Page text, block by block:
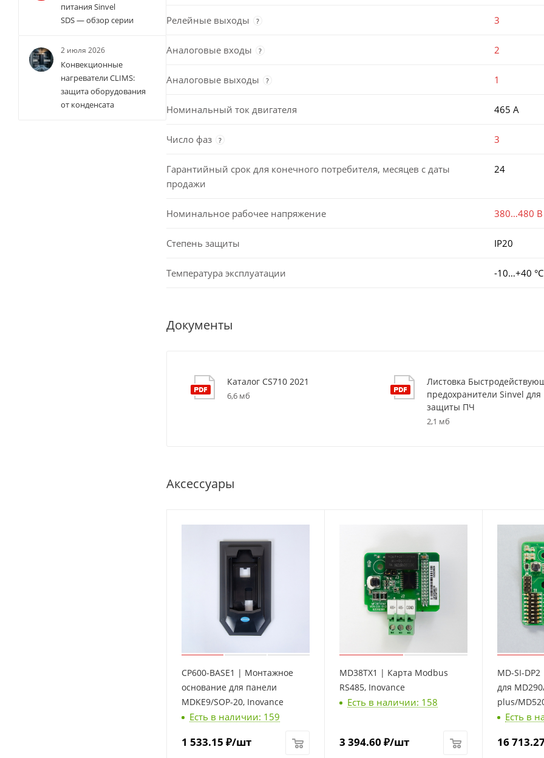
Релейные выходы ? 3
Аналоговые входы ? 2
Аналоговые выходы ? 1
Номинальный ток двигателя 465 А
Число фаз ? 3
Гарантийный срок для конечного потребителя, месяцев с даты
продажи
24
Номинальное рабочее напряжение 380…480 В
Степень защиты IP20
Температура эксплуатации -10…+40 °С
Документы
Каталог CS710 2021
6,6 мб
Листовка
предохранители Sinvel для
защиты ПЧ
2,1 мб
Аксессуары
CP600-BASE1 | Монтажное
основание для панели
MDKE9/SOP-20, Inovance
Есть в наличии: 159
1 533.15 ₽/шт
MD38TX1 | Карта Modbus
RS485, Inovance
Есть в наличии: 158
3 394.60 ₽/шт
MD-SI-
для
plus/
, Inovance
Есть в
16
питания Sinvel
SDS — обзор серии
2 июля 2026
Конвекционные
нагреватели CLIMS:
защита оборудования
от конденсата